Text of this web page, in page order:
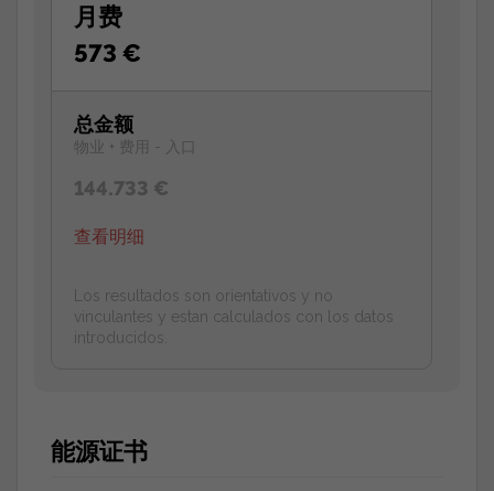
月费
573 €
总金额
物业 + 费用 - 入口
144.733 €
查看明细
Los resultados son orientativos y no
vinculantes y estan calculados con los datos
introducidos.
能源证书